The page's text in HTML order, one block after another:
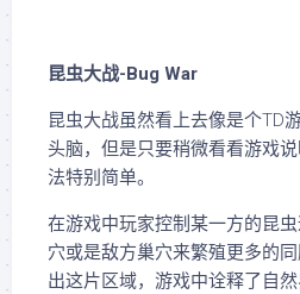
昆虫大战-Bug War
昆虫大战虽然看上去像是个TD
头脑，但是只要稍微看看游戏
法特别简单。
在游戏中玩家控制某一方的昆
穴或是敌方巢穴来繁殖更多的
出这片区域，游戏中诠释了自